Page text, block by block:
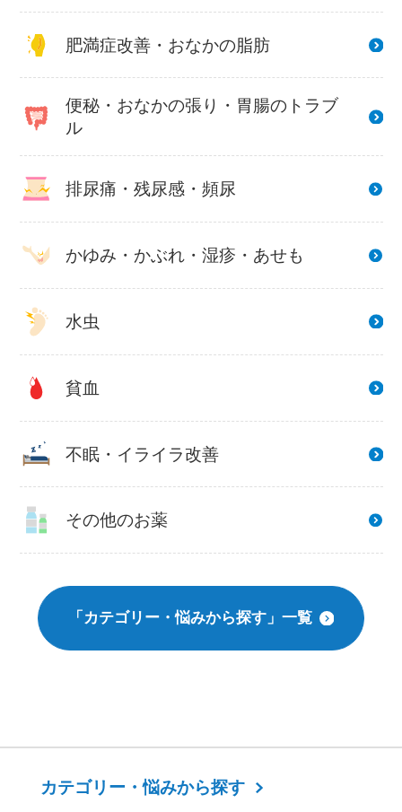
肥満症改善・おなかの脂肪
便秘・おなかの張り・胃腸のトラブ
ル
排尿痛・残尿感・頻尿
かゆみ・かぶれ・湿疹・あせも
水虫
貧血
不眠・イライラ改善
その他のお薬
「カテゴリー・悩みから探す」一覧
カテゴリー・悩みから探す